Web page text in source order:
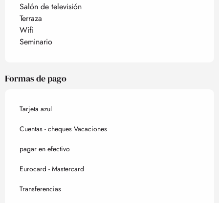
Salón de televisión
Terraza
Wifi
Seminario
Formas de pago
Tarjeta azul
Cuentas - cheques Vacaciones
pagar en efectivo
Eurocard - Mastercard
Transferencias